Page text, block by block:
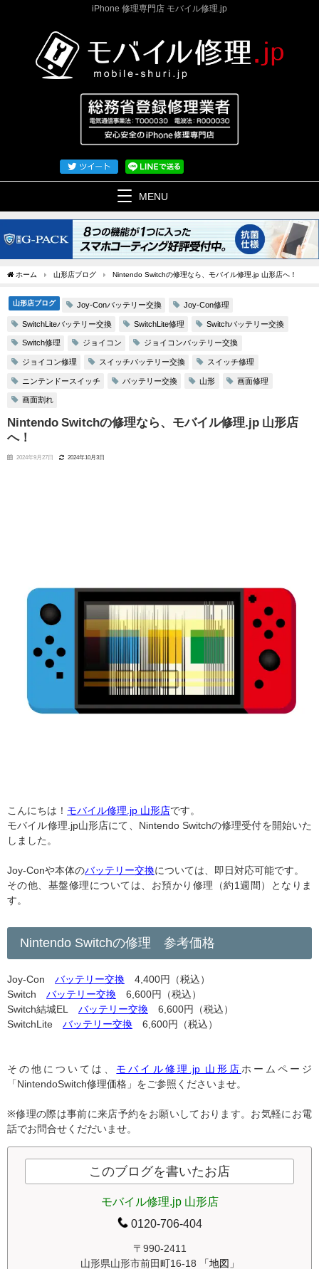
iPhone 修理専門店 モバイル修理.jp
MENU
ホーム 山形店ブログ Nintendo Switchの修理なら、モバイル修理.jp 山形店へ！
山形店ブログ Joy-Conバッテリー交換 Joy-Con修理
SwitchLiteバッテリー交換 SwitchLite修理 Switchバッテリー交換
Switch修理 ジョイコン ジョイコンバッテリー交換
ジョイコン修理 スイッチバッテリー交換 スイッチ修理
ニンテンドースイッチ バッテリー交換 山形 画面修理
画面割れ
Nintendo Switchの修理なら、モバイル修理.jp 山形店
へ！
2024年9月27日 2024年10月3日
こんにちは！ モバイル修理.jp 山形店です。
モバイル修理.jp山形店にて、Nintendo Switchの修理受付を開始いた
しました。
Joy-Conや本体のバッテリー交換については、即日対応可能です。
その他、基盤修理については、お預かり修理（約1週間）となりま
す。
Nintendo Switchの修理 参考価格
Joy-Con バッテリー交換 4,400円（税込）
Switch バッテリー交換 6,600円（税込）
Switch結城EL バッテリー交換 6,600円（税込）
SwitchLite バッテリー交換 6,600円（税込）
その他については、 モバイル修理.jp 山形店 ホームページ
「NintendoSwitch修理価格」をご参照くださいませ。
※修理の際は事前に来店予約をお願いしております。お気軽にお電
話でお問合せくだだいませ。
このブログを書いたお店
モバイル修理.jp 山形店
0120-706-404
〒990-2411
山形県山形市前田町16-18
「地図」